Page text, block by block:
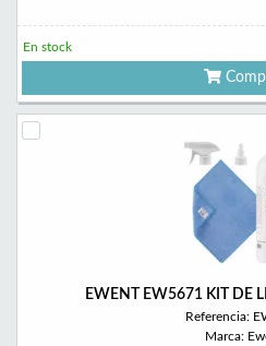
En stock
EWENT EW5671 KIT DE
Referencia:
Marca: